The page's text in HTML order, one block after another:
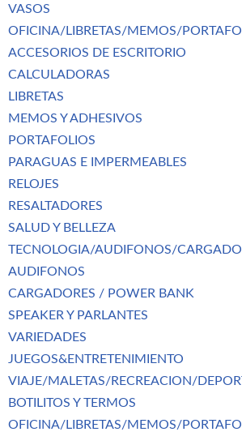
VASOS
OFICINA/LIBRETAS/MEMOS/
ACCESORIOS DE ESCRITORIO
CALCULADORAS
LIBRETAS
MEMOS Y ADHESIVOS
PORTAFOLIOS
PARAGUAS E IMPERMEABLES
RELOJES
RESALTADORES
SALUD Y BELLEZA
TECNOLOGIA/AUDIFONOS/
AUDIFONOS
CARGADORES / POWER BANK
SPEAKER Y PARLANTES
VARIEDADES
JUEGOS&ENTRETENIMIENTO
VIAJE/MALETAS/RECREACION/
BOTILITOS Y TERMOS
OFICINA/LIBRETAS/MEMOS/